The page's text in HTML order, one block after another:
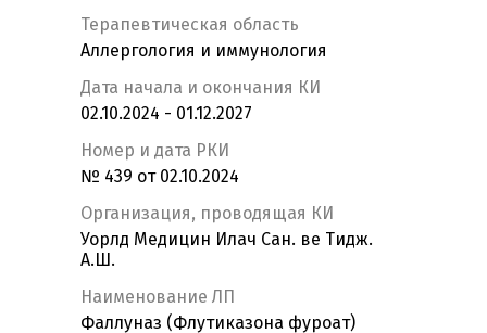
Терапевтическая область
Аллергология и иммунология
Дата начала и окончания КИ
02.10.2024 - 01.12.2027
Номер и дата РКИ
№ 439 от 02.10.2024
Организация, проводящая КИ
Уорлд Медицин Илач Сан. ве Тидж.
А.Ш.
Наименование ЛП
Фаллуназ (Флутиказона фуроат)